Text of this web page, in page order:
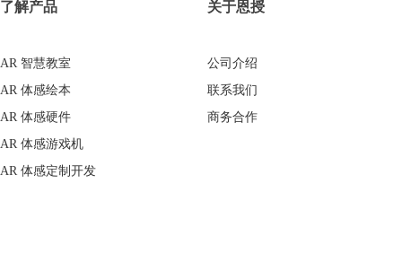
了解产品
AR 智慧教室
AR 体感绘本
AR 体感硬件
AR 体感游戏机
AR 体感定制开发
关于恩授
公司介绍
联系我们
商务合作